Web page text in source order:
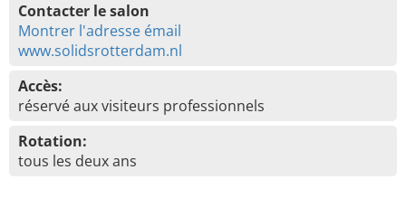
Contacter le salon
Montrer l'adresse émail
www.solidsrotterdam.nl
Accès:
réservé aux visiteurs professionnels
Rotation:
tous les deux ans